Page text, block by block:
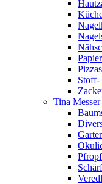
Stoff-
Tina Messer